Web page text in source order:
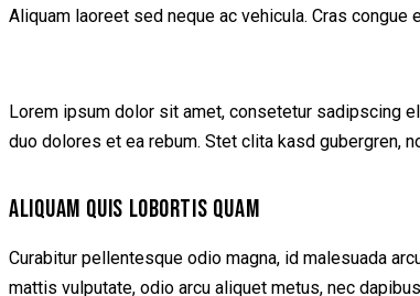
Aliquam laoreet sed neque ac vehicula. Cras
Lorem ipsum dolor sit amet, consetetur sadipscing
duo dolores et ea rebum. Stet clita kasd gubergren,
ALIQUAM QUIS LOBORTIS QUAM
Curabitur pellentesque odio magna, id malesuada
mattis vulputate, odio arcu aliquet metus, nec